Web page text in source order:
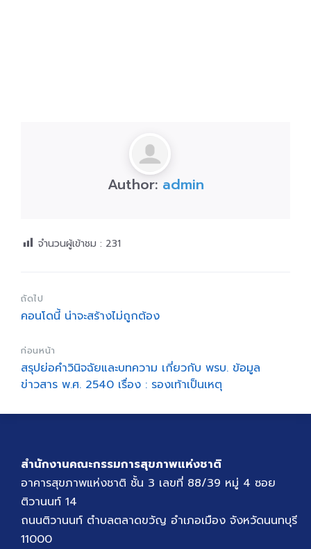
Author: admin
จำนวนผู้เข้าชม : 231
ถัดไป
คอนโดนี้ น่าจะสร้างไม่ถูกต้อง
ก่อนหน้า
สรุปย่อคำวินิจฉัยและบทความ เกี่ยวกับ พรบ. ข้อมูล
ข่าวสาร พ.ศ. 2540 เรื่อง : รองเท้าเป็นเหตุ
สำนักงานคณะกรรมการสุขภาพแห่งชาติ
อาคารสุขภาพแห่งชาติ ชั้น 3 เลขที่ 88/39 หมู่ 4 ซอย
ติวานนท์ 14
ถนนติวานนท์ ตำบลตลาดขวัญ อำเภอเมือง จังหวัดนนทบุรี
11000